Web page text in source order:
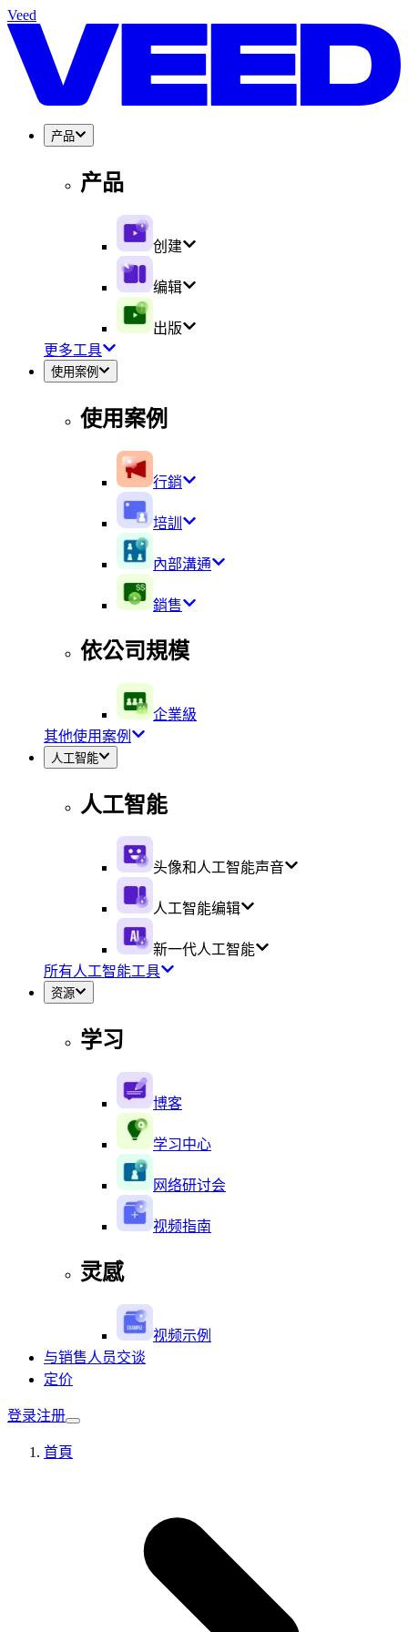
Veed
产品
产品
创建
编辑
出版
更多工具
使用案例
使用案例
行銷
培訓
內部溝通
銷售
依公司規模
企業級
其他使用案例
人工智能
人工智能
头像和人工智能声音
人工智能编辑
新一代人工智能
所有人工智能工具
资源
学习
博客
学习中心
网络研讨会
视频指南
灵感
视频示例
与销售人员交谈
定价
登录注册
首頁